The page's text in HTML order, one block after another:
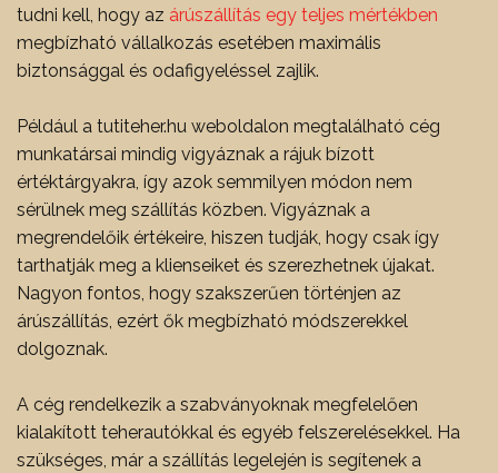
tudni kell, hogy az árúszállítás egy teljes mértékben
megbízható vállalkozás esetében maximális
biztonsággal és odafigyeléssel zajlik.
Például a tutiteher.hu weboldalon megtalálható cég
munkatársai mindig vigyáznak a rájuk bízott
értéktárgyakra, így azok semmilyen módon nem
sérülnek meg szállítás közben. Vigyáznak a
megrendelőik értékeire, hiszen tudják, hogy csak így
tarthatják meg a klienseiket és szerezhetnek újakat.
Nagyon fontos, hogy szakszerűen történjen az
árúszállítás, ezért ők megbízható módszerekkel
dolgoznak.
A cég rendelkezik a szabványoknak megfelelően
kialakított teherautókkal és egyéb felszerelésekkel. Ha
szükséges, már a szállítás legelején is segítenek a